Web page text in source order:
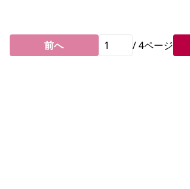
前へ /4ページ